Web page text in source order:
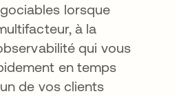
lorsque
à la
qui vous
en temps
de vos clients